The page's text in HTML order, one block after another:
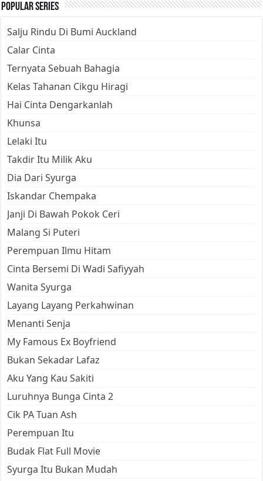
Popular Series
Salju Rindu Di Bumi Auckland
Calar Cinta
Ternyata Sebuah Bahagia
Kelas Tahanan Cikgu Hiragi
Hai Cinta Dengarkanlah
Khunsa
Lelaki Itu
Takdir Itu Milik Aku
Dia Dari Syurga
Iskandar Chempaka
Janji Di Bawah Pokok Ceri
Malang Si Puteri
Perempuan Ilmu Hitam
Cinta Bersemi Di Wadi Safiyyah
Wanita Syurga
Layang Layang Perkahwinan
Menanti Senja
My Famous Ex Boyfriend
Bukan Sekadar Lafaz
Aku Yang Kau Sakiti
Luruhnya Bunga Cinta 2
Cik PA Tuan Ash
Perempuan Itu
Budak Flat Full Movie
Syurga Itu Bukan Mudah